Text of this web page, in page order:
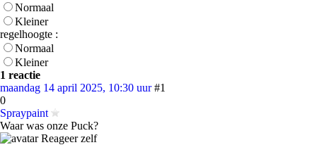
Normaal
Kleiner
regelhoogte :
Normaal
Kleiner
1 reactie
maandag 14 april 2025, 10:30 uur #1
0
Spraypaint
Waar was onze Puck?
Reageer zelf